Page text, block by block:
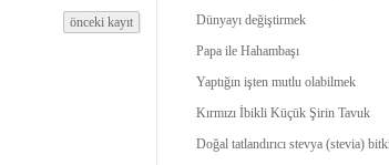
önceki kayıt
Dünyayı değiştirmek
Papa ile Hahambaşı
Yaptığın işten mutlu olabilmek
Kırmızı İbikli Küçük Şirin Tavuk
Doğal tatlandırıcı stevya (stevia)